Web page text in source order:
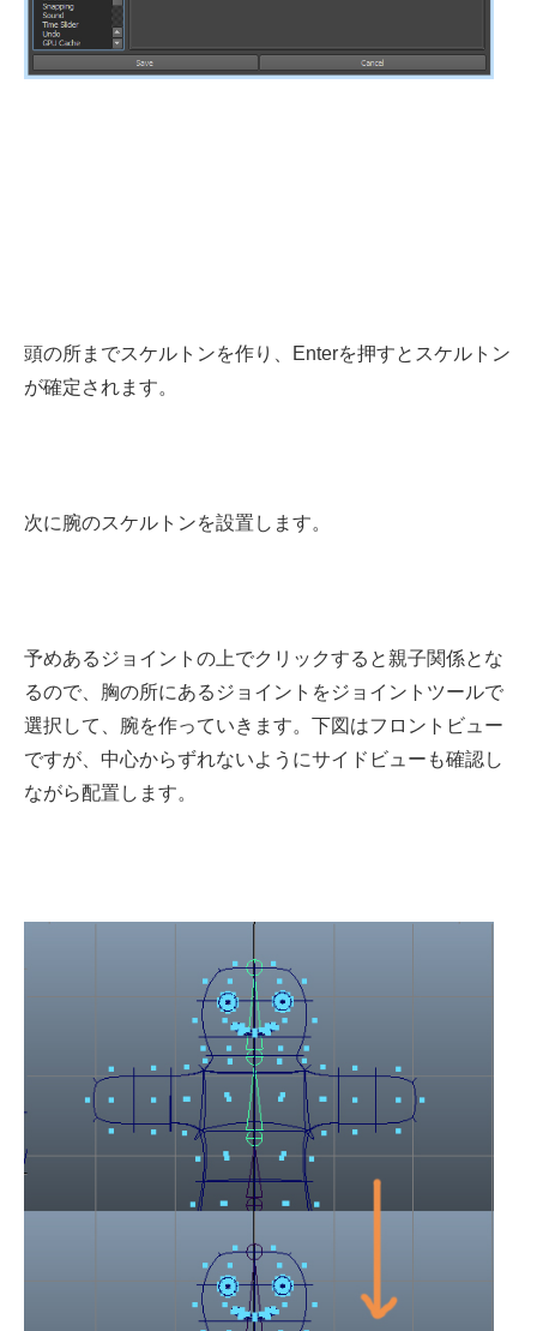
頭の所までスケルトンを作り、Enterを押すとスケルトン
が確定されます。
次に腕のスケルトンを設置します。
予めあるジョイントの上でクリックすると親子関係とな
るので、胸の所にあるジョイントをジョイントツールで
選択して、腕を作っていきます。下図はフロントビュー
ですが、中心からずれないようにサイドビューも確認し
ながら配置します。